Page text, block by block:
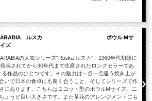
ARABIA ルスカ ボウル Mサ
イズ
ARABIAの人気シリーズ“Ruska ルスカ”、1960年代初頭に
発表されてから90年代まで生産されたロングセラーであ
る作品のひとつです。その魅力は一点一点違う焼き上が
いで日本の食卓にも良く合うこと、そしてシリーズで作
にあります。こちらはココット型のボウルMサイズ、二
ょうど良い大きさです。また草花のアレンジメントにも